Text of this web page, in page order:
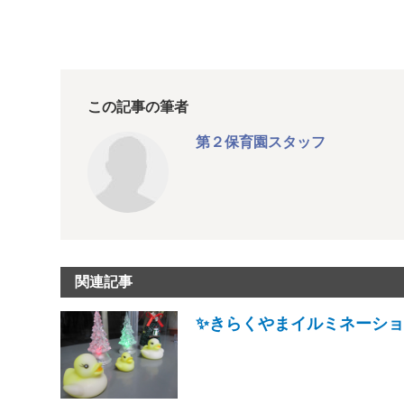
この記事の筆者
第２保育園スタッフ
関連記事
✨きらくやまイルミネーシ